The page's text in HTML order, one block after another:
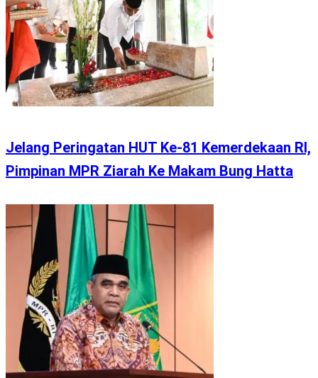
Jelang Peringatan HUT Ke-81 Kemerdekaan RI,
Pimpinan MPR Ziarah Ke Makam Bung Hatta